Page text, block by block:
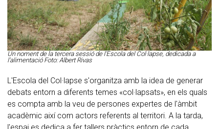
Un noment de la tercera sessió de l'Escola del Col·lapse, dedicada a
l'alimentació Foto: Albert Rivas
L'Escola del Col·lapse s'organitza amb la idea de generar
debats entorn a diferents temes «col·lapsats», en els quals
es compta amb la veu de persones expertes de l'àmbit
acadèmic així com actors referents al territori. A la tarda,